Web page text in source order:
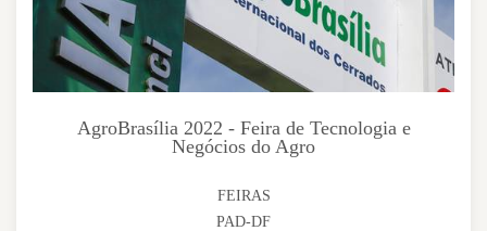
AgroBrasília 2022 - Feira de Tecnologia e
Negócios do Agro
FEIRAS
PAD-DF